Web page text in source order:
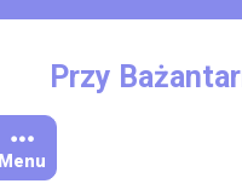
Przy
Menu